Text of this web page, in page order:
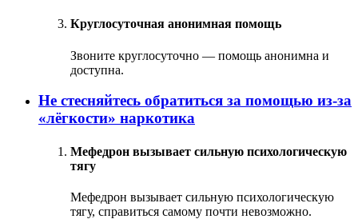
Круглосуточная анонимная помощь
Звоните круглосуточно — помощь анонимна и
доступна.
Не стесняйтесь обратиться за помощью из‑за
«лёгкости» наркотика
Мефедрон вызывает сильную психологическую
тягу
Мефедрон вызывает сильную психологическую
тягу, справиться самому почти невозможно.